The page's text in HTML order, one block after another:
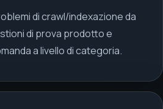
di crawl/indexazione da
di prova prodotto e
a livello di categoria.